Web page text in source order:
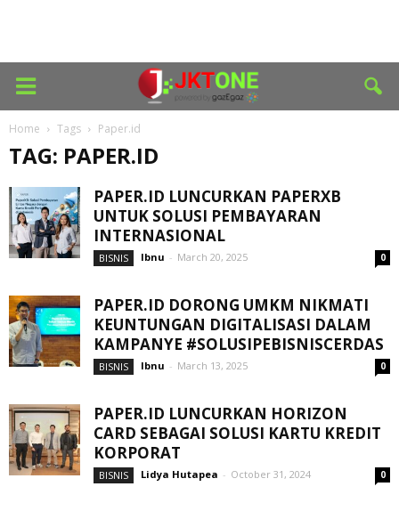
Home Tags Paper.id
TAG: PAPER.ID
PAPER.ID LUNCURKAN PAPERXB
UNTUK SOLUSI PEMBAYARAN
INTERNASIONAL
BISNIS Ibnu - March 20, 2025 0
PAPER.ID DORONG UMKM NIKMATI
KEUNTUNGAN DIGITALISASI DALAM
KAMPANYE #SOLUSIPEBISNISCERDAS
BISNIS Ibnu - March 13, 2025 0
PAPER.ID LUNCURKAN HORIZON
CARD SEBAGAI SOLUSI KARTU KREDIT
KORPORAT
BISNIS Lidya Hutapea - October 31, 2024 0